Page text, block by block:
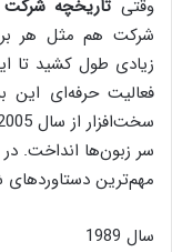
وقتی تاریخچه
شرکت هم مثل هر
زیادی طول کشید تا
فعالیت حرفه‌ای این
سر زبون‌ها انداخت.
مهم‌ترین
سال 1989